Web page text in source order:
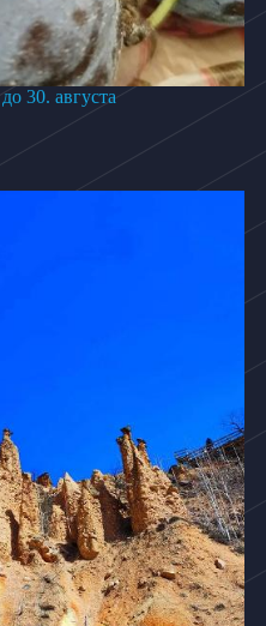
30. августа